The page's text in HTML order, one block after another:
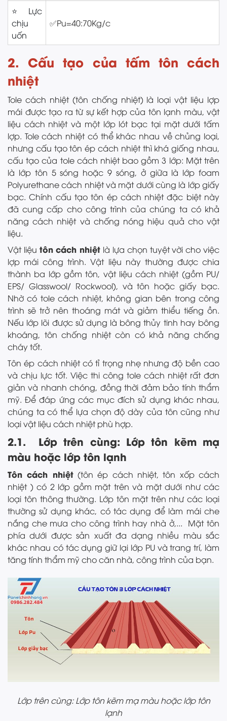
⭐Lực
chịu
uốn
✅Pu=40:70Kg/c
2. Cấu tạo của tấm tôn cách
nhiệt
Tole cách nhiệt (tôn chống nhiệt) là loại vật liệu lợp
mái được tạo ra từ sự kết hợp của tôn lạnh màu, vật
liệu cách nhiệt và một lớp lót bạc tại mặt dưới tấm
lợp. Tole cách nhiệt có thể khác nhau về chủng loại,
nhưng cấu tạo tôn ép cách nhiệt thì khá giống nhau,
cấu tạo của tole cách nhiệt bao gồm 3 lớp: Mặt trên
là lớp tôn 5 sóng hoặc 9 sóng, ở giữa là lớp foam
Polyurethane cách nhiệt và mặt dưới cùng là lớp giấy
bạc. Chính cấu tạo tôn ép cách nhiệt đặc biệt này
đã cung cấp cho công trình của chúng ta có khả
năng cách nhiệt và chống nóng hiệu quả cho vật
liệu.
Vật liệu tôn cách nhiệt là lựa chọn tuyệt vời cho việc
lợp mái công trình. Vật liệu này thường được chia
thành ba lớp gồm tôn, vật liệu cách nhiệt (gồm PU/
EPS/ Glasswool/ Rockwool), và tôn hoặc giấy bạc.
Nhờ có tole cách nhiệt, không gian bên trong công
trình sẽ trở nên thoáng mát và giảm thiểu tiếng ồn.
Nếu lớp lõi được sử dụng là bông thủy tinh hay bông
khoáng, tôn chống nhiệt còn có khả năng chống
cháy tốt.
Tôn ép cách nhiệt có tỉ trọng nhẹ nhưng độ bền cao
và chịu lực tốt. Việc thi công tole cách nhiệt rất đơn
giản và nhanh chóng, đồng thời đảm bảo tính thẩm
mỹ. Để đáp ứng các mục đích sử dụng khác nhau,
chúng ta có thể lựa chọn độ dày của tôn cũng như
loại vật liệu cách nhiệt phù hợp.
2.1. Lớp trên cùng: Lớp tôn kẽm mạ
màu hoặc lớp tôn lạnh
Tôn cách nhiệt(tôn ép cách nhiệt, tôn xốp cách
nhiệt ) có 2 lớp gồm mặt trên và mặt dưới như các
loại tôn thông thường. Lớp tôn mặt trên như các loại
thường sử dụng khác, có tác dụng để làm mái che
nắng che mưa cho công trình hay nhà ở,... Mặt tôn
phía dưới được sản xuất đa dạng nhiều màu sắc
khác nhau có tác dụng giữ lại lớp PU và trang trí, làm
tăng tính thẩm mỹ cho căn nhà, công trình của bạn.
Lớp trên cùng: Lớp tôn kẽm mạ màu hoặc lớp tôn
lạnh